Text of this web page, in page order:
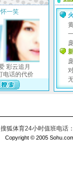
搜狐体育24小时值班电话
Copyright © 2005